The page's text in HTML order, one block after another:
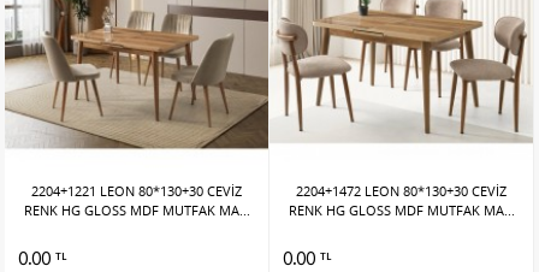
2204+1221 LEON 80*130+30 CEVİZ
RENK HG GLOSS MDF MUTFAK MA...
0.00 TL
2204+1472 LEON 80*130+30 CEVİZ
RENK HG GLOSS MDF MUTFAK MA...
0.00 TL